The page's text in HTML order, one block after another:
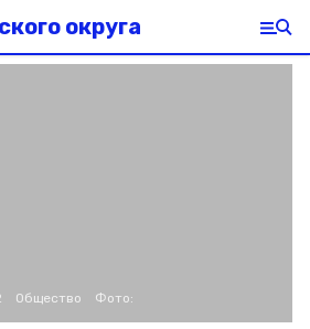
округа
Общество Фото: